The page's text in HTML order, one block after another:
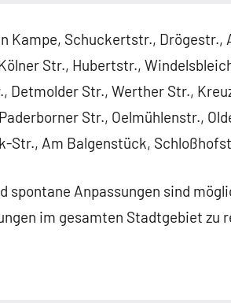
Kampe, Schuckertstr., Drögestr.,
Str., Hubertstr.,
Detmolder Str., Werther Str.,
Str., Oelmühlenstr.,
Str., Am Balgenstück,
spontane Anpassungen sind
im gesamten Stadtgebiet zu